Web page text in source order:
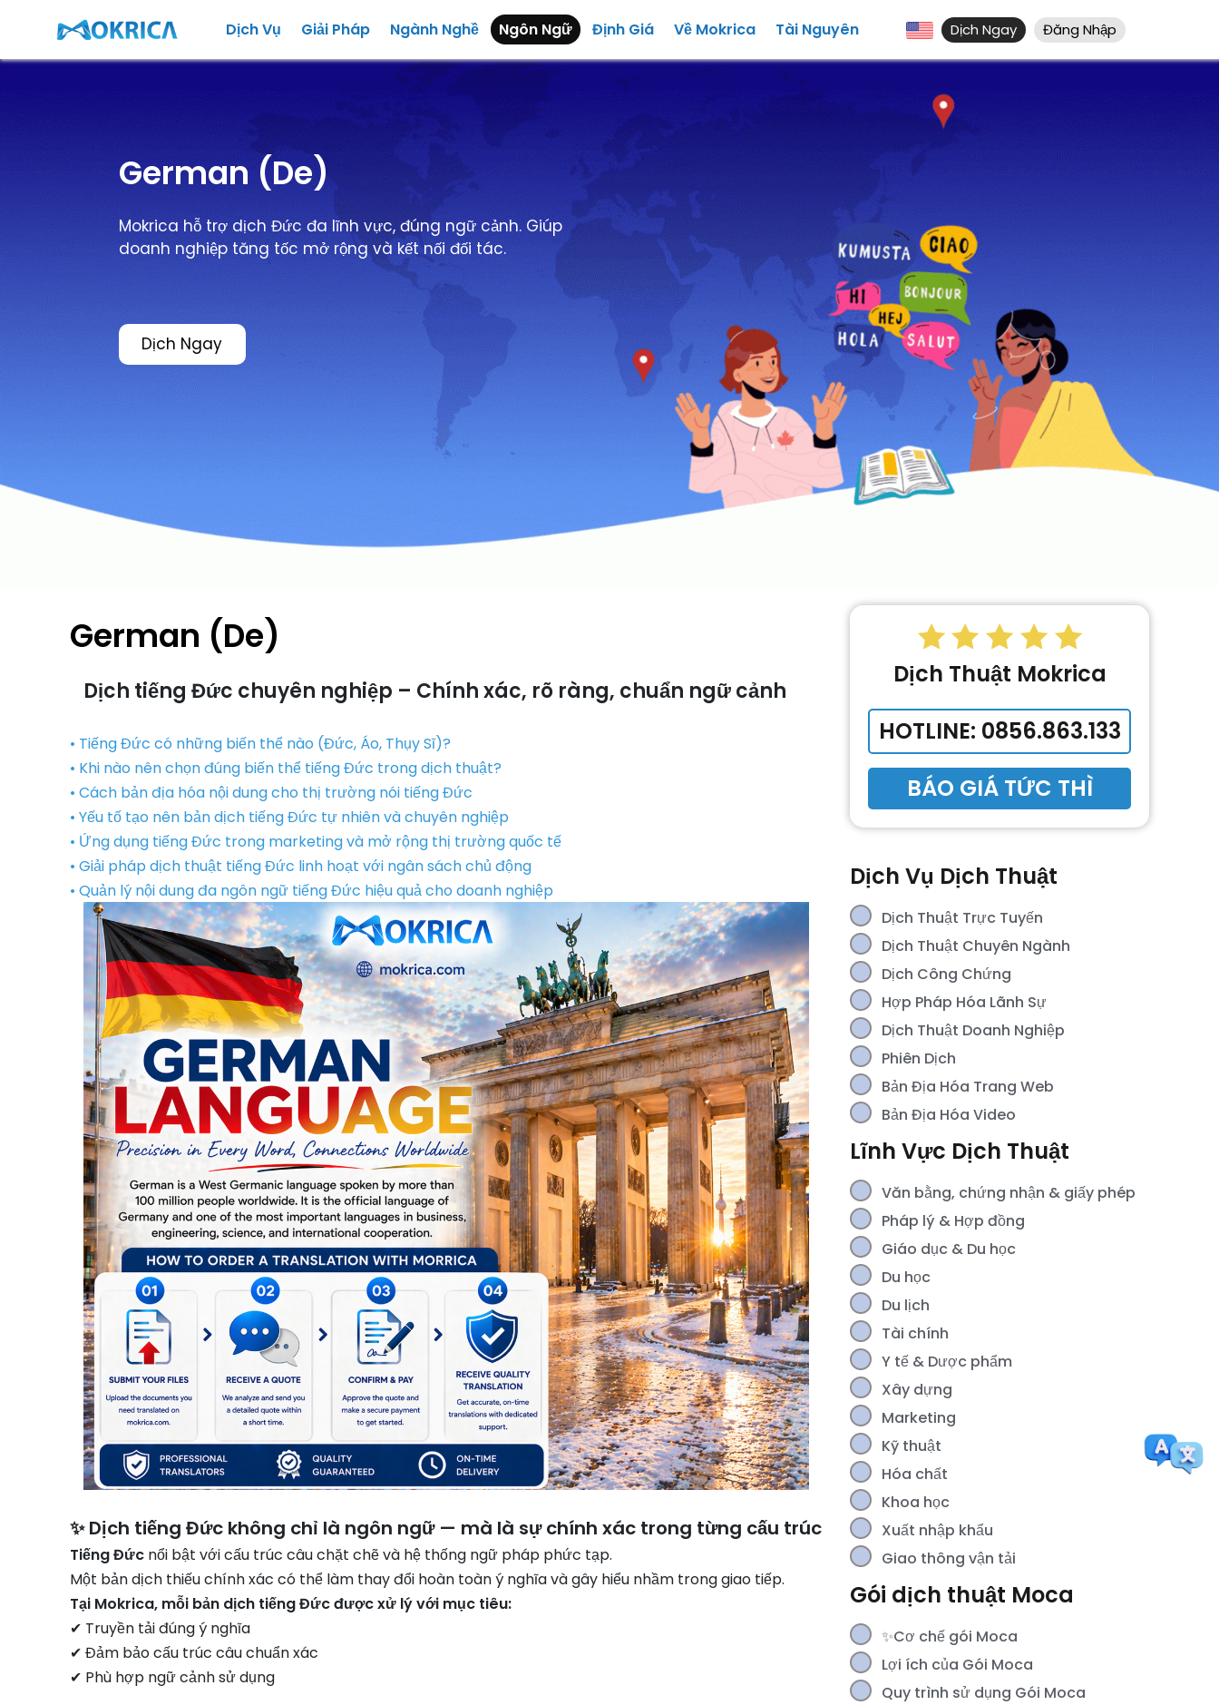
Dịch Vụ Giải Pháp Ngành Nghề Ngôn Ngữ Định Giá Về Mokrica Tài Nguyên Dịch Ngay Đăng Nhập
German (De)
Mokrica hỗ trợ dịch Đức đa lĩnh vực, đúng ngữ cảnh. Giúp
doanh nghiệp tăng tốc mở rộng và kết nối đối tác.
Dịch Ngay
German (De)
Dịch tiếng Đức chuyên nghiệp – Chính xác, rõ ràng, chuẩn ngữ cảnh
• Tiếng Đức có những biến thể nào (Đức, Áo, Thụy Sĩ)?
• Khi nào nên chọn đúng biến thể tiếng Đức trong dịch thuật?
• Cách bản địa hóa nội dung cho thị trường nói tiếng Đức
• Yếu tố tạo nên bản dịch tiếng Đức tự nhiên và chuyên nghiệp
• Ứng dụng tiếng Đức trong marketing và mở rộng thị trường quốc tế
• Giải pháp dịch thuật tiếng Đức linh hoạt với ngân sách chủ động
• Quản lý nội dung đa ngôn ngữ tiếng Đức hiệu quả cho doanh nghiệp
✨ Dịch tiếng Đức không chỉ là ngôn ngữ — mà là sự chính xác trong từng cấu trúc
Tiếng Đức nổi bật với cấu trúc câu chặt chẽ và hệ thống ngữ pháp phức tạp.
Một bản dịch thiếu chính xác có thể làm thay đổi hoàn toàn ý nghĩa và gây hiểu nhầm trong giao tiếp.
Tại Mokrica, mỗi bản dịch tiếng Đức được xử lý với mục tiêu:
✔ Truyền tải đúng ý nghĩa
✔ Đảm bảo cấu trúc câu chuẩn xác
✔ Phù hợp ngữ cảnh sử dụng
Dịch Thuật Mokrica
HOTLINE: 0856.863.133
BÁO GIÁ TỨC THÌ
Dịch Vụ Dịch Thuật
Dịch Thuật Trực Tuyến
Dịch Thuật Chuyên Ngành
Dịch Công Chứng
Hợp Pháp Hóa Lãnh Sự
Dịch Thuật Doanh Nghiệp
Phiên Dịch
Bản Địa Hóa Trang Web
Bản Địa Hóa Video
Lĩnh Vực Dịch Thuật
Văn bằng, chứng nhận & giấy phép
Pháp lý & Hợp đồng
Giáo dục & Du học
Du học
Du lịch
Tài chính
Y tế & Dược phẩm
Xây dựng
Marketing
Kỹ thuật
Hóa chất
Khoa học
Xuất nhập khẩu
Giao thông vận tải
Gói dịch thuật Moca
✨Cơ chế gói Moca
Lợi ích của Gói Moca
Quy trình sử dụng Gói Moca